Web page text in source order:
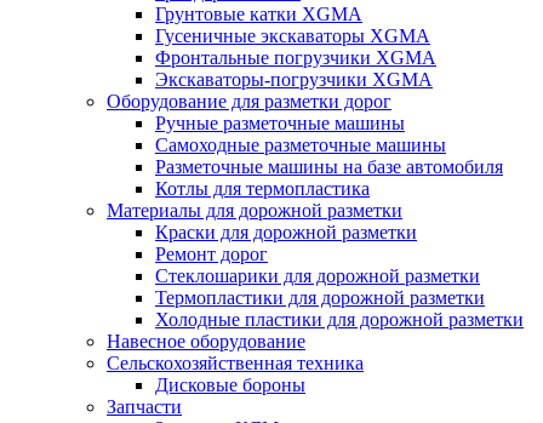
Грунтовые катки XGMA
Гусеничные экскаваторы XGMA
Фронтальные погрузчики XGMA
Экскаваторы-погрузчики XGMA
Оборудование для разметки дорог
Ручные разметочные машины
Самоходные разметочные машины
Разметочные машины на базе автомобиля
Котлы для термопластика
Материалы для дорожной разметки
Краски для дорожной разметки
Ремонт дорог
Стеклошарики для дорожной разметки
Термопластики для дорожной разметки
Холодные пластики для дорожной разметки
Навесное оборудование
Сельскохозяйственная техника
Дисковые бороны
Запчасти